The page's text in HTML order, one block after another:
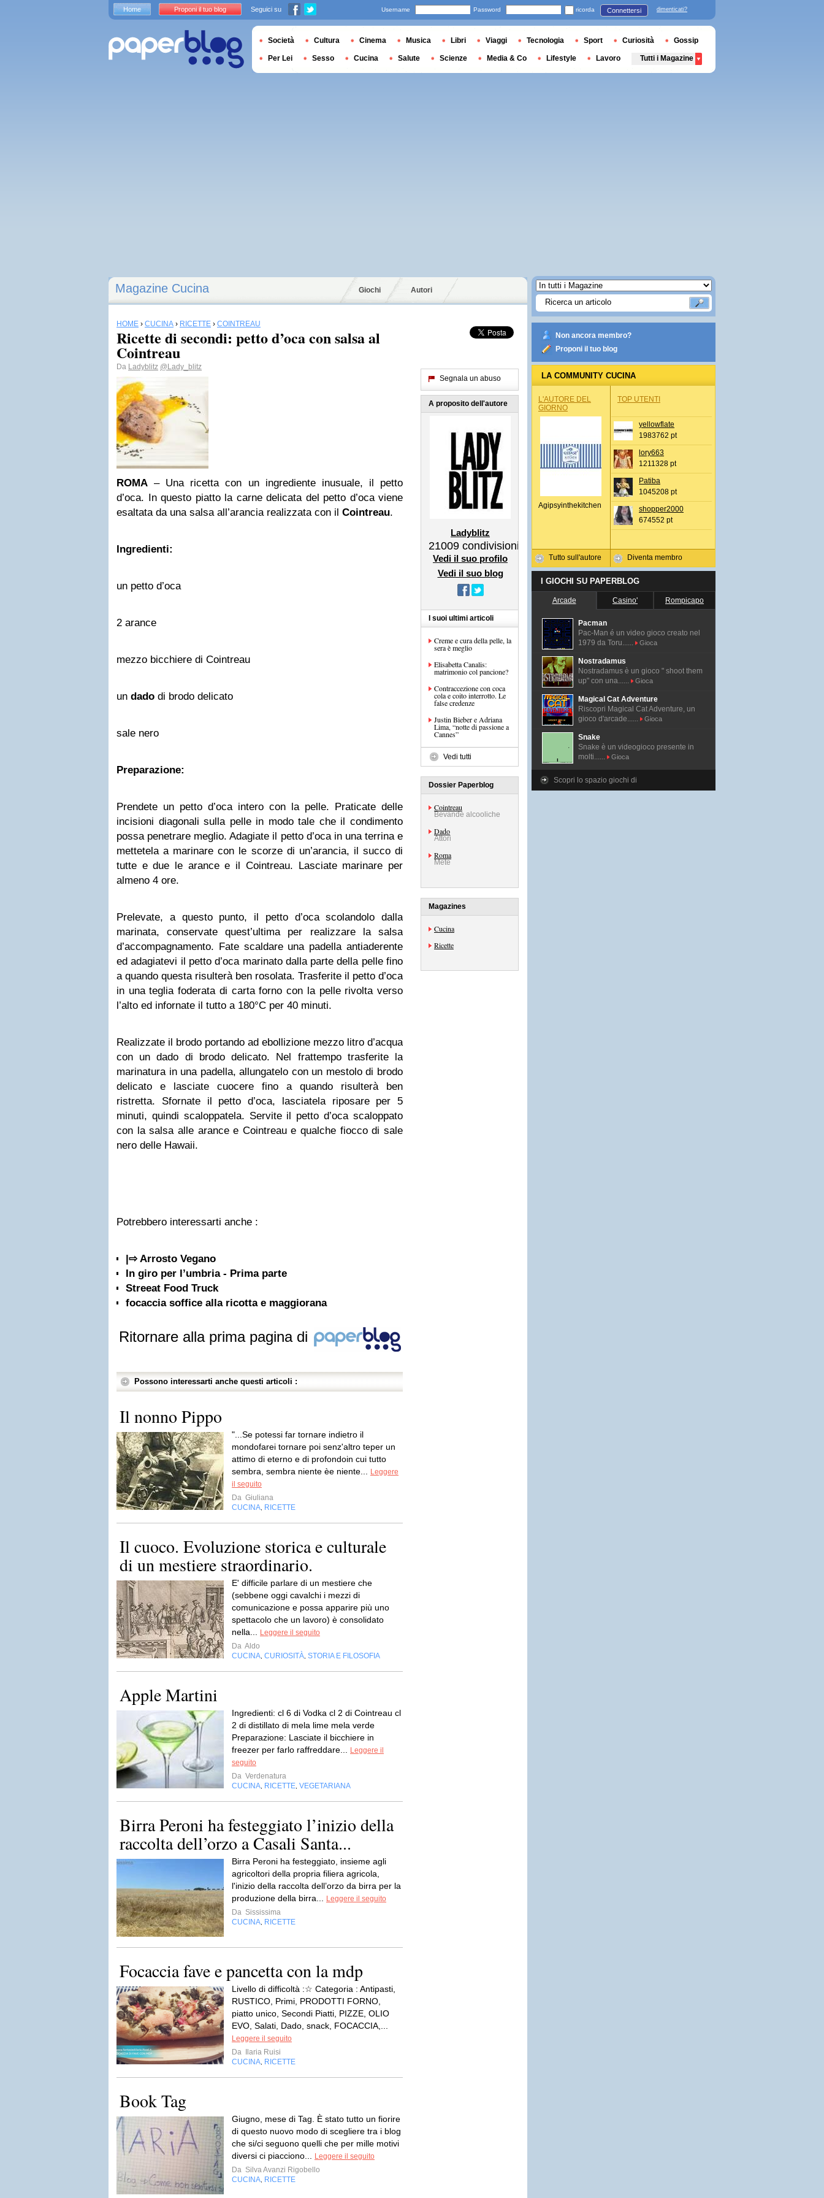
Magazine Cucina Giochi Autori
HOME › CUCINA › RICETTE › COINTREAU
Ricette di secondi: petto d’oca con salsa al
Cointreau
Da Ladyblitz @Lady_blitz
ROMA – Una ricetta con un ingrediente inusuale, il petto
d’oca. In questo piatto la carne delicata del petto d’oca viene
esaltata da una salsa all’arancia realizzata con il Cointreau.
Ingredienti:
un petto d’oca
2 arance
mezzo bicchiere di Cointreau
un dado di brodo delicato
sale nero
Preparazione:
Prendete un petto d’oca intero con la pelle. Praticate delle
incisioni diagonali sulla pelle in modo tale che il condimento
possa penetrare meglio. Adagiate il petto d’oca in una terrina e
mettetela a marinare con le scorze di un’arancia, il succo di
tutte e due le arance e il Cointreau. Lasciate marinare per
almeno 4 ore.
Prelevate, a questo punto, il petto d’oca scolandolo dalla
marinata, conservate quest’ultima per realizzare la salsa
d’accompagnamento. Fate scaldare una padella antiaderente
ed adagiatevi il petto d’oca marinato dalla parte della pelle fino
a quando questa risulterà ben rosolata. Trasferite il petto d’oca
in una teglia foderata di carta forno con la pelle rivolta verso
l’alto ed infornate il tutto a 180°C per 40 minuti.
Realizzate il brodo portando ad ebollizione mezzo litro d’acqua
con un dado di brodo delicato. Nel frattempo trasferite la
marinatura in una padella, allungatelo con un mestolo di brodo
delicato e lasciate cuocere fino a quando risulterà ben
ristretta. Sfornate il petto d’oca, lasciatela riposare per 5
minuti, quindi scaloppatela. Servite il petto d’oca scaloppato
con la salsa alle arance e Cointreau e qualche fiocco di sale
nero delle Hawaii.
Potrebbero interessarti anche :
|⇨ Arrosto Vegano
In giro per l’umbria - Prima parte
Streeat Food Truck
focaccia soffice alla ricotta e maggiorana
Ritornare alla prima pagina di
Possono interessarti anche questi articoli :
Il nonno Pippo
"...Se potessi far tornare indietro il
mondofarei tornare poi senz'altro teper un
attimo di eterno e di profondoin cui tutto
sembra, sembra niente èe niente...
Leggere
il seguito
Da Giuliana
CUCINA RICETTE
Il cuoco. Evoluzione storica e culturale
di un mestiere straordinario.
E' difficile parlare di un mestiere che
(sebbene oggi cavalchi i mezzi di
comunicazione e possa apparire più uno
spettacolo che un lavoro) è consolidato
nella...
Leggere il seguito
Da Aldo
CUCINA CURIOSITÀ STORIA E FILOSOFIA
Apple Martini
Ingredienti: cl 6 di Vodka cl 2 di Cointreau cl
2 di distillato di mela lime mela verde
Preparazione: Lasciate il bicchiere in
freezer per farlo raffreddare...
Leggere il
seguito
Da Verdenatura
CUCINA RICETTE VEGETARIANA
Birra Peroni ha festeggiato l’inizio della
raccolta dell’orzo a Casali Santa...
Birra Peroni ha festeggiato, insieme agli
agricoltori della propria filiera agricola,
l'inizio della raccolta dell’orzo da birra per la
produzione della birra...
Leggere il seguito
Da Sississima
CUCINA RICETTE
Focaccia fave e pancetta con la mdp
Livello di difficoltà :☆ Categoria : Antipasti,
RUSTICO, Primi, PRODOTTI FORNO,
piatto unico, Secondi Piatti, PIZZE, OLIO
EVO, Salati, Dado, snack, FOCACCIA,...
Leggere il seguito
Da
Ilaria Ruisi
CUCINA RICETTE
Book Tag
Giugno, mese di Tag. È stato tutto un fiorire
di questo nuovo modo di scegliere tra i blog
che si/ci seguono quelli che per mille motivi
diversi ci piacciono...
Leggere il seguito
Da Silva Avanzi Rigobello
CUCINA RICETTE
Segnala un abuso
A proposito dell'autore
Ladyblitz
21009 condivisioni
Vedi il suo profilo
Vedi il suo blog
I suoi ultimi articoli
Creme e cura della pelle, la
sera è meglio
Elisabetta Canalis:
matrimonio col pancione?
Contraccezione con coca
cola e coito interrotto. Le
false credenze
Justin Bieber e Adriana
Lima, “notte di passione a
Cannes”
Vedi tutti
Dossier Paperblog
Cointreau
Bevande alcooliche
Dado
Attori
Roma
Mete
Magazines
Cucina
Ricette
Non ancora membro?
Proponi il tuo blog
LA COMMUNITY CUCINA
L'AUTORE DEL
GIORNO
Agipsyinthekitchen
Tutto sull'autore
TOP UTENTI
yellowflate
1983762 pt
lory663
1211328 pt
Patiba
1045208 pt
shopper2000
674552 pt
Diventa membro
I GIOCHI SU PAPERBLOG
Arcade Casino' Rompicapo
Pacman
Pac-Man é un video gioco creato nel
1979 da Toru......
Gioca
Nostradamus
Nostradamus è un gioco " shoot them
up" con una......
Gioca
Magical Cat Adventure
Riscopri Magical Cat Adventure, un
gioco d'arcade......
Gioca
Snake
Snake è un videogioco presente in
molti......
Gioca
Scopri lo spazio giochi di
Home Proponi il tuo blog Seguici su Username Password ricorda Connettersi dimenticati?
Società Cultura Cinema Musica Libri Viaggi Tecnologia Sport Curiosità Gossip
Per Lei Sesso Cucina Salute Scienze Media & Co Lifestyle Lavoro Tutti i Magazine